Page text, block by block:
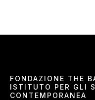
FONDAZIONE THE
ISTITUTO PER GLI
CONTEMPORANEA